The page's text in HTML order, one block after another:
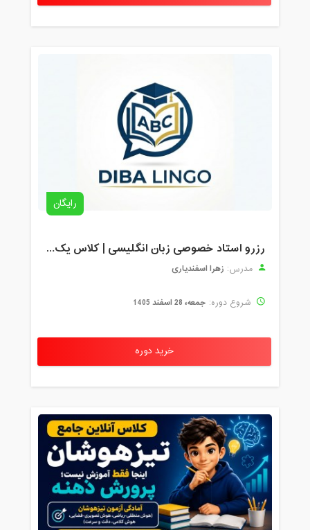
رایگان
رزرو استاد خصوصی زبان انگلیسی | کلاس یک‌نفره با زهرا اسفندیاری + مشاوره رایگان
مدرس: زهرا اسفندیاری
شروع دوره: جمعه، 28 اسفند 1405
خرید دوره